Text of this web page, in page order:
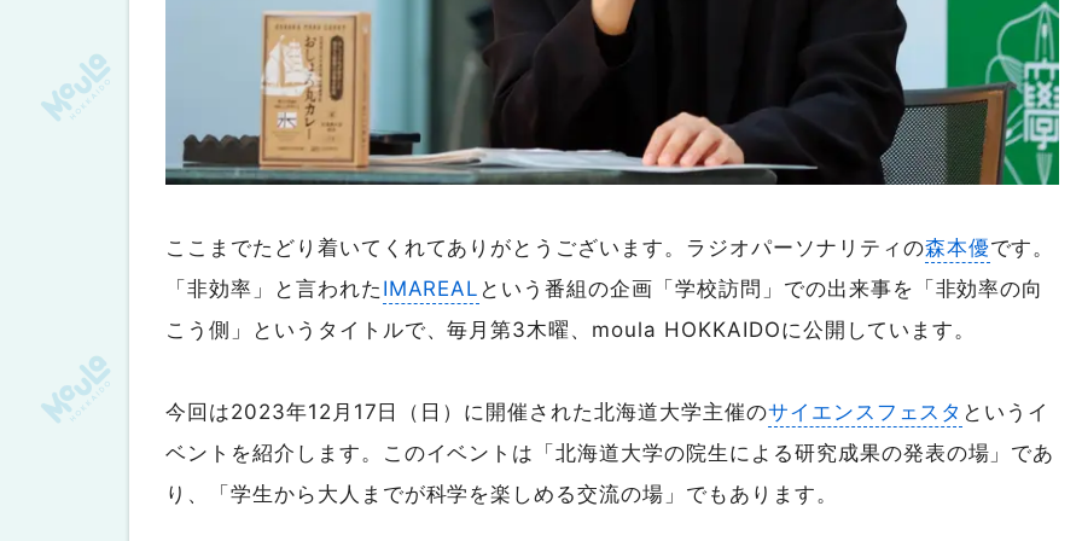
ここまでたどり着いてくれてありがとうございます。ラジオパーソナリティの森本優です。
「非効率」と言われた IMAREAL という番組の企画「学校訪問」での出来事を「非効率の向
こう側」というタイトルで、毎月第3木曜、moula HOKKAIDOに公開しています。
今回は2023年12月17日（日）に開催された北海道大学主催のサイエンスフェスタ というイ
ベントを紹介します。このイベントは「北海道大学の院生による研究成果の発表の場」であ
り、「学生から大人までが科学を楽しめる交流の場」でもあります。